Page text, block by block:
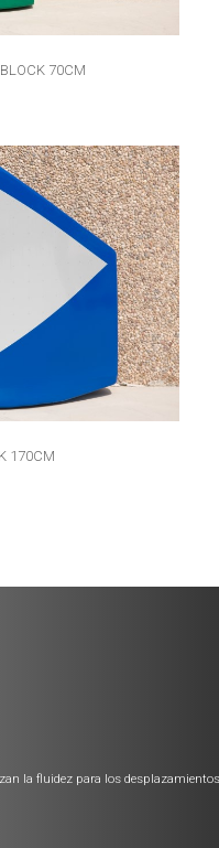
70CM
170CM
la fluidez para los desplazamientos